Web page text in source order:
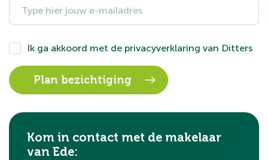
Ik ga akkoord met de privacyverklaring van Ditters
Kom in contact met de makelaar
van Ede: